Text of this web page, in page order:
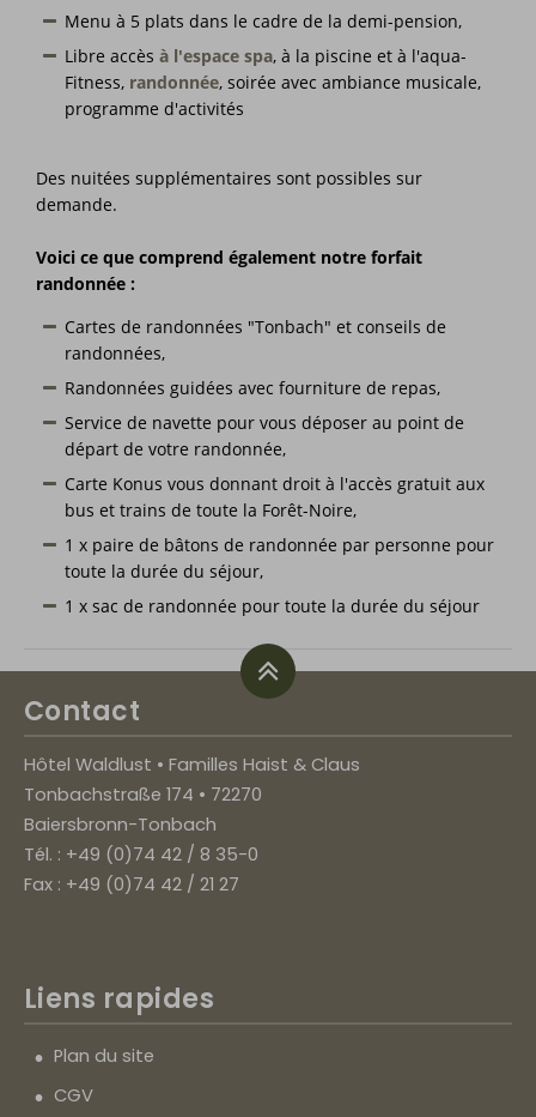
Menu à 5 plats dans le cadre de la demi-pension,
Libre accès à l'espace spa, à la piscine et à l'aqua-
Fitness, randonnée, soirée avec ambiance musicale,
programme d'activités
Des nuitées supplémentaires sont possibles sur
demande.
Voici ce que comprend également notre forfait
randonnée :
Cartes de randonnées "Tonbach" et conseils de
randonnées,
Randonnées guidées avec fourniture de repas,
Service de navette pour vous déposer au point de
départ de votre randonnée,
Carte Konus vous donnant droit à l'accès gratuit aux
bus et trains de toute la Forêt-Noire,
1 x paire de bâtons de randonnée par personne pour
toute la durée du séjour,
1 x sac de randonnée pour toute la durée du séjour
Contact
Hôtel Waldlust • Familles Haist & Claus
Tonbachstraße 174 • 72270
Baiersbronn-Tonbach
Tél. : +49 (0)74 42 / 8 35-0
Fax : +49 (0)74 42 / 21 27
Liens rapides
Plan du site
CGV